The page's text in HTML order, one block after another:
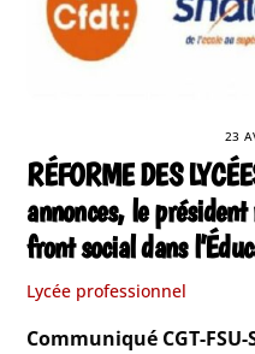
23
RÉFORME DES
annonces, le
front social dans
Lycée professionnel
Communiqué CGT-